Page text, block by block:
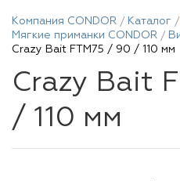
Компания CONDOR Каталог
Мягкие приманки CONDOR
Crazy Bait FTM75 / 90 / 110 мм
Crazy Bait
/ 110 мм